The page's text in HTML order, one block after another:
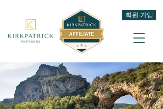
회원 가입